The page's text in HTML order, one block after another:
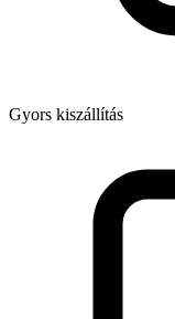
Gyors kiszállítás